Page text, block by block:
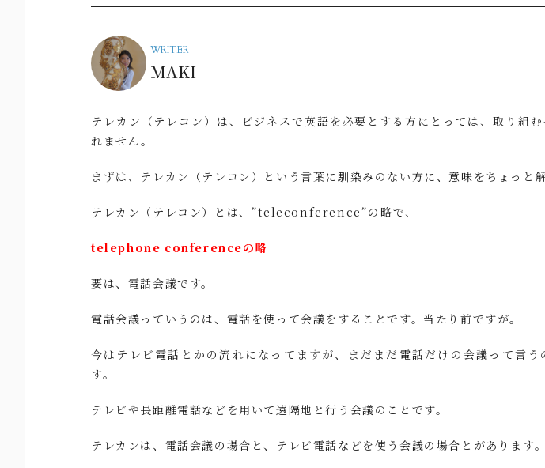
WRITER
MAKI
テレカン（テレコン）は、ビジネスで英語を必要とする方にとっては、取り組
れません。
まずは、テレカン（テレコン）という言葉に馴染みのない方に、意味をちょっと解
テレカン（テレコン）とは、”teleconference”の略で、
telephone conferenceの略
要は、電話会議です。
電話会議っていうのは、電話を使って会議をすることです。当たり前ですが。
今はテレビ電話とかの流れになってますが、まだまだ電話だけの会議って言う
す。
テレビや長距離電話などを用いて遠隔地と行う会議のことです。
テレカンは、電話会議の場合と、テレビ電話などを使う会議の場合とがあります。